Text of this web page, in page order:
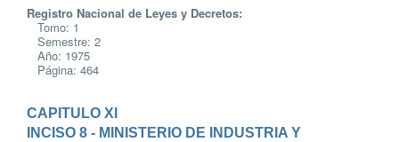
Registro Nacional de Leyes y Decretos:
Tomo: 1
Semestre: 2
Año: 1975
Página: 464
CAPITULO XI
INCISO 8 - MINISTERIO DE INDUSTRIA Y